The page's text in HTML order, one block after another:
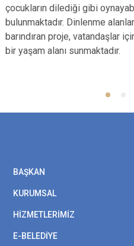
çocukların dilediği gibi
bulunmaktadır. Dinlenme
barındıran proje, vatandaşlar
bir yaşam alanı sunmaktadır.
BAŞKAN
KURUMSAL
HİZMETLERİMİZ
E-BELEDİYE